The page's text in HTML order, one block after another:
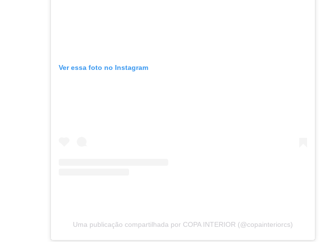
Ver essa foto no Instagram
Uma publicação compartilhada por COPA INTERIOR (@copainteriorcs)